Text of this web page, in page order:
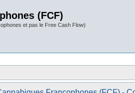
(FCF)
et pas le Free Cash Flow)